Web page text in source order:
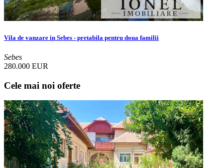
Vila de vanzare in Sebes - pretabila pentru doua familii
Sebes
280.000 EUR
Cele mai noi oferte